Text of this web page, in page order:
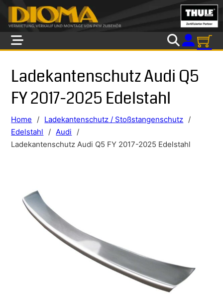
Skip to main content
Skip to footer
Ladekantenschutz Audi Q5
FY 2017-2025 Edelstahl
Home / Ladekantenschutz / Stoßstangenschutz /
Edelstahl
/ Audi
/
Ladekantenschutz Audi Q5 FY 2017-2025 Edelstahl